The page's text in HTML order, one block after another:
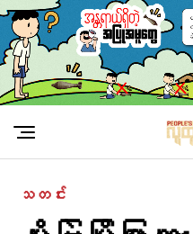
သတင်း